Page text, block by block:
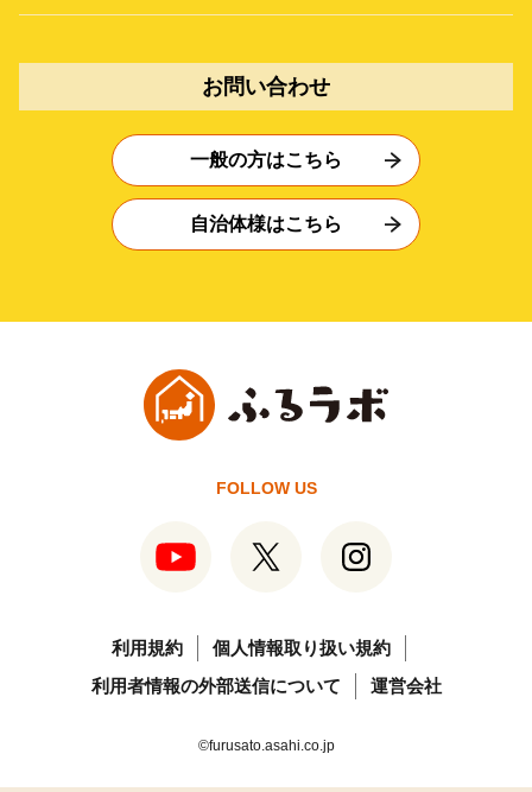
お問い合わせ
一般の方はこちら
自治体様はこちら
FOLLOW US
利用規約
個人情報取り扱い規約
利用者情報の外部送信について
運営会社
©furusato.asahi.co.jp